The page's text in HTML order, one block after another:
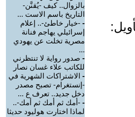
بالزوال.. كيف -يُقنَّن-
التاريخ باسم الاست ...
- -خيار خاطئ-.. إعلام
إسرائيلي يهاجم فنانة
مصرية تخلت عن يهودي
...
- صدور رواية لا تنتظرني
للكاتب علاء غسان نصار
- الاشتراكات الشهرية في
-إنستغرام- تصبح مصدر
دخل جديد.. تعرف ع ...
- -أمك ثم أمك ثم أمك-..
لماذا اختارت هوليود حديثا